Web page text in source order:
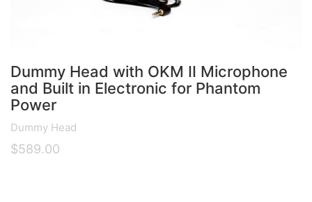
Dummy Head with OKM II Microphone
and Built in Electronic for Phantom
Power
Dummy Head
$589.00